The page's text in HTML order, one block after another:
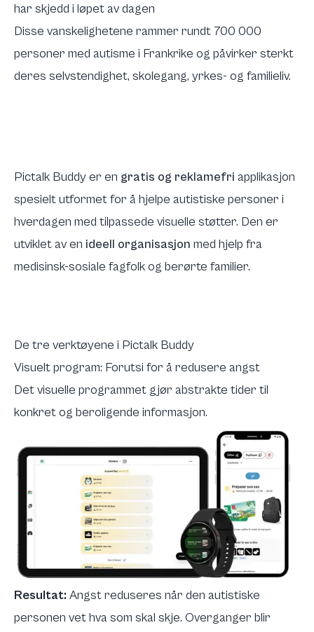
har skjedd i løpet av dagen
Disse vanskelighetene rammer rundt 700 000
personer med autisme i Frankrike og påvirker sterkt
deres selvstendighet, skolegang, yrkes- og familieliv.
Pictalk Buddy er en gratis og reklamefri applikasjon
spesielt utformet for å hjelpe autistiske personer i
hverdagen med tilpassede visuelle støtter. Den er
utviklet av en ideell organisasjon med hjelp fra
medisinsk-sosiale fagfolk og berørte familier.
De tre verktøyene i Pictalk Buddy
Visuelt program: Forutsi for å redusere angst
Det visuelle programmet gjør abstrakte tider til
konkret og beroligende informasjon.
Resultat: Angst reduseres når den autistiske
personen vet hva som skal skje. Overganger blir